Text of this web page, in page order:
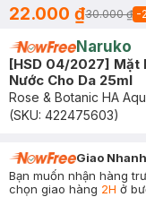
22.000 ₫30.000 ₫ -
Naruko
[HSD 04/2027] Mặt
Nước Cho Da 25ml
Rose & Botanic HA
(SKU: 422475603)
Giao
Bạn muốn nhận hàng
chọn giao hàng 2H ở